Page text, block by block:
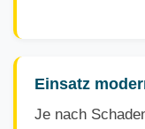
Einsatz
Je nach